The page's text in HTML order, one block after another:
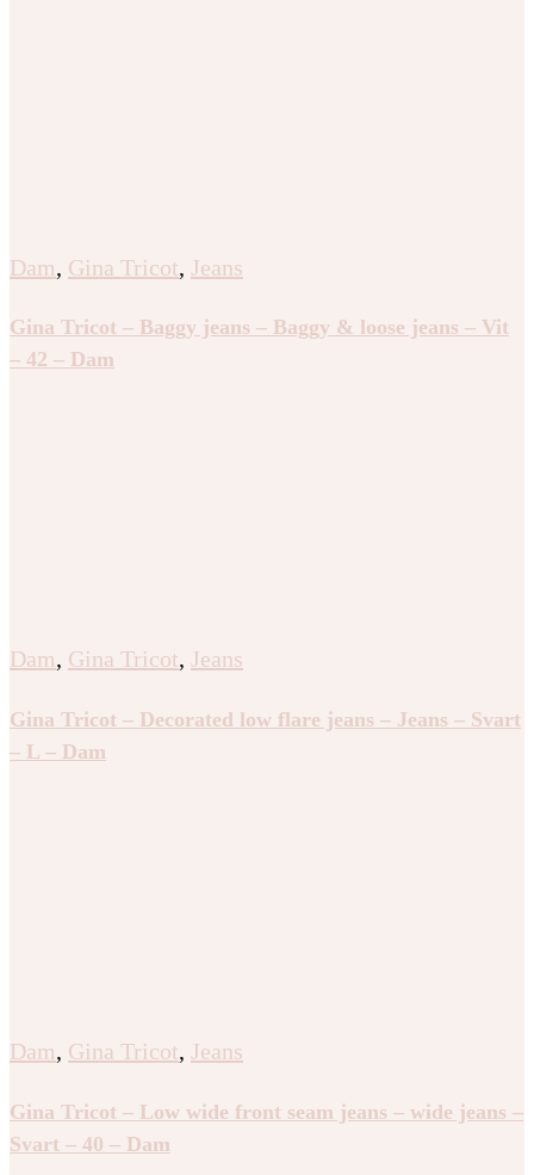
Dam, Gina Tricot, Jeans
Gina Tricot – Baggy jeans – Baggy & loose jeans – Vit
– 42 – Dam
Dam, Gina Tricot, Jeans
Gina Tricot – Decorated low flare jeans – Jeans – Svart
– L – Dam
Dam, Gina Tricot, Jeans
Gina Tricot – Low wide front seam jeans – wide jeans –
Svart – 40 – Dam